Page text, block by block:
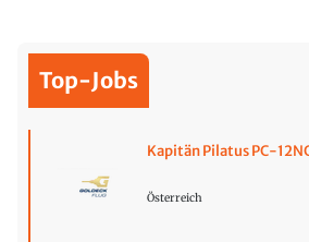
Top-Jobs
Kapitän Pilatus PC-
Österreich